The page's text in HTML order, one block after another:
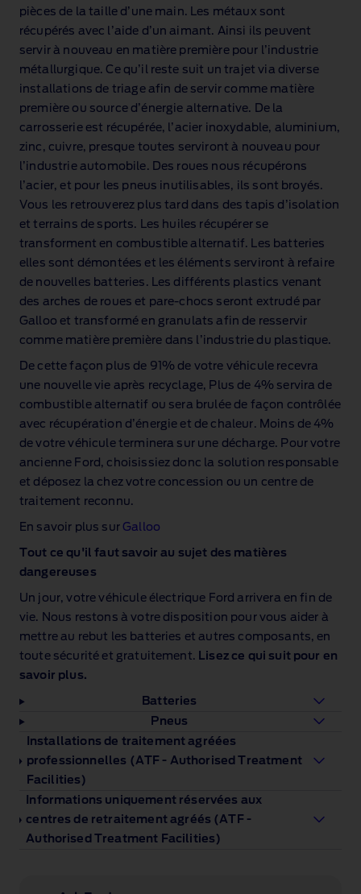
pièces de la taille d’une main. Les métaux sont
récupérés avec l’aide d’un aimant. Ainsi ils peuvent
servir à nouveau en matière première pour l’industrie
métallurgique. Ce qu’il reste suit un trajet via diverse
installations de triage afin de servir comme matière
première ou source d’énergie alternative. De la
carrosserie est récupérée, l’acier inoxydable, aluminium,
zinc, cuivre, presque toutes serviront à nouveau pour
l’industrie automobile. Des roues nous récupérons
l’acier, et pour les pneus inutilisables, ils sont broyés.
Vous les retrouverez plus tard dans des tapis d’isolation
et terrains de sports. Les huiles récupérer se
transforment en combustible alternatif. Les batteries
elles sont démontées et les éléments serviront à refaire
de nouvelles batteries. Les différents plastics venant
des arches de roues et pare‑chocs seront extrudé par
Galloo et transformé en granulats afin de resservir
comme matière première dans l’industrie du plastique.
De cette façon plus de 91% de votre véhicule recevra
une nouvelle vie après recyclage, Plus de 4% servira de
combustible alternatif ou sera brulée de façon contrôlée
avec récupération d’énergie et de chaleur. Moins de 4%
de votre véhicule terminera sur une décharge. Pour votre
ancienne Ford, choisissiez donc la solution responsable
et déposez la chez votre concession ou un centre de
traitement reconnu.
En savoir plus sur Galloo
Tout ce qu'il faut savoir au sujet des matières
dangereuses
Un jour, votre véhicule électrique Ford arrivera en fin de
vie. Nous restons à votre disposition pour vous aider à
mettre au rebut les batteries et autres composants, en
toute sécurité et gratuitement. Lisez ce qui suit pour en
savoir plus.
Batteries
Pneus
Installations de traitement agréées
professionnelles (ATF - Authorised Treatment
Facilities)
Informations uniquement réservées aux
centres de retraitement agréés (ATF -
Authorised Treatment Facilities)